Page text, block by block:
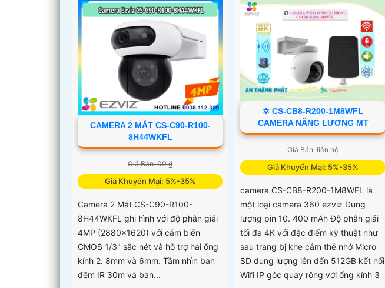
CAMERA 2 MẮT CS-C90-R100-
8H44WKFL
Giá Bán: 00 ₫
Giá Khuyến Mại: 5%-35%
Camera 2 Mắt CS-C90-R100-
8H44WKFL ghi hình với độ phân giải
4MP (2880x1620) với cảm biến
CMOS 1/3" sắc nét và hỗ trợ hai ống
kính 2. 8mm và 6mm. Tầm nhìn ban
đêm IR 30m và ban...
✲ CS-CB8-R200-1M8WFL
CAMERA NĂNG LƯƠNG MT
Giá Bán: liên hệ
Giá Khuyến Mại: 5%-35%
camera CS-CB8-R200-1M8WFL là
một loại camera 360 ezviz Dung
lượng pin 10. 400 mAh Độ phân giải
tối đa 4K với đặc điểm kỹ thuật như
sau trang bị khe cắm thẻ nhớ Micro
SD dung lượng lên đến 512GB kết nối
Wifi IP góc quay rộng với ống kính 3